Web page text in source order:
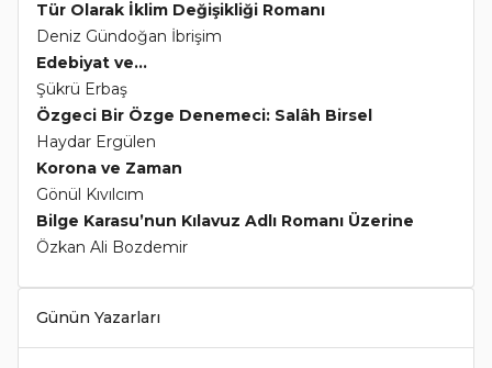
Tür Olarak İklim Değişikliği Romanı
Deniz Gündoğan İbrişim
Edebiyat ve...
Şükrü Erbaş
Özgeci Bir Özge Denemeci: Salâh Birsel
Haydar Ergülen
Korona ve Zaman
Gönül Kıvılcım
Bilge Karasu’nun Kılavuz Adlı Romanı Üzerine
Özkan Ali Bozdemir
Günün Yazarları